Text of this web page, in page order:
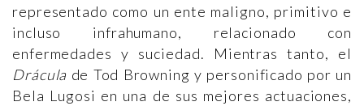
representado como un ente maligno, primitivo e
incluso infrahumano, relacionado con
enfermedades y suciedad. Mientras tanto, el
Drácula de Tod Browning y personificado por un
Bela Lugosi en una de sus mejores actuaciones,